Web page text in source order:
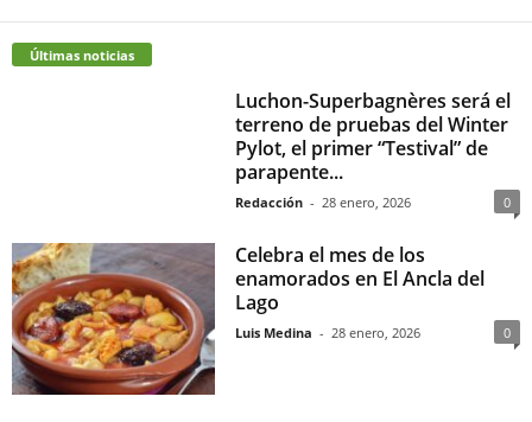
Últimas noticias
Luchon-Superbagnères será el
terreno de pruebas del Winter
Pylot, el primer “Testival” de
parapente...
Redacción - 28 enero, 2026 0
Celebra el mes de los
enamorados en El Ancla del
Lago
Luis Medina - 28 enero, 2026 0